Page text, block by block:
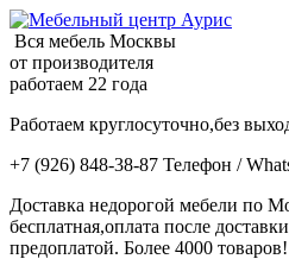
Вся мебель Москвы
от производителя
работаем 22 года
Работаем круглосуточно,без
+7 (926) 848-38-87 Телефон /
Доставка недорогой мебели по
бесплатная,оплата после
предоплатой. Более 4000 товаров!